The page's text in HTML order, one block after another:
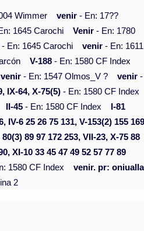
Wimmer venir - En: 17??
1645 Carochi Venir - En: 1780
- En: 1645 Carochi venir - En: 1611
V-188 - En: 1580 CF Index
venir - En: 1547 Olmos_V ? venir -
IX-64, X-75(5) - En: 1580 CF Index
II-45 - En: 1580 CF Index
I-81
IV-6 25 26 75 131, V-153(2) 155
89 97 172 253, VII-23, X-75 88
XI-10 33 45 47 49 52 57 77 89
1580 CF Index
venir. pr:
2